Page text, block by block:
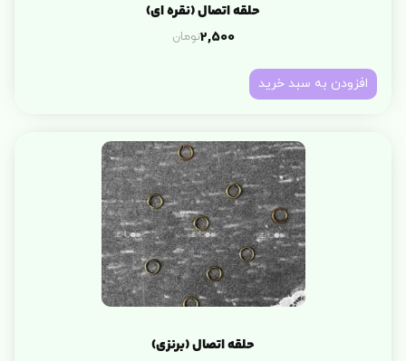
حلقه اتصال (نقره ای)
2,500تومان
افزودن به سبد خرید
حلقه اتصال (برنزی)